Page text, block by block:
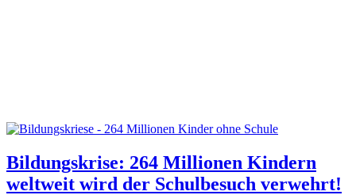
Bildungskrise: 264 Millionen Kindern
weltweit wird der Schulbesuch verwehrt!